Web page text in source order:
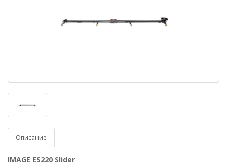
Описание
IMAGE ES220 Slider